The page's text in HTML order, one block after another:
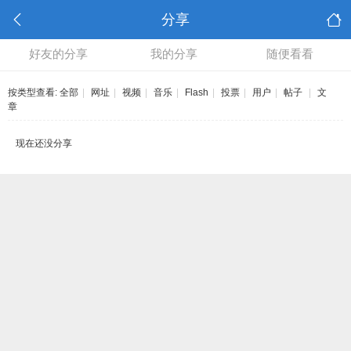
分享
好友的分享 我的分享 随便看看
按类型查看: 全部 网址 视频 音乐 Flash 投票 用户 帖子
文
章
现在还没分享